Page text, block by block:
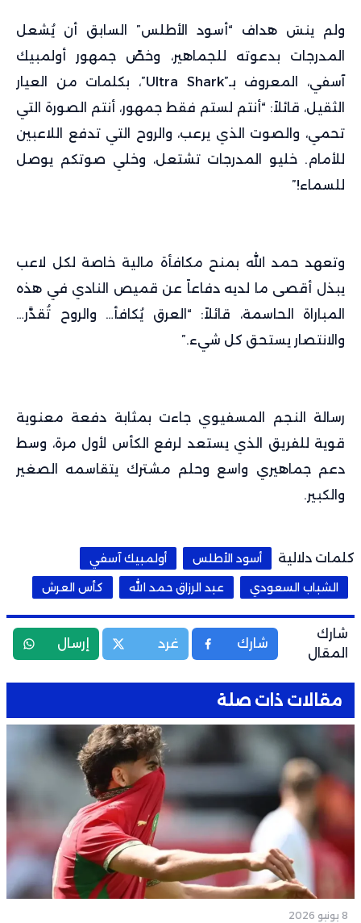
ولم ينسَ هداف “أسود الأطلس” السابق أن يُشعل
المدرجات بدعوته للجماهير، وخصّ جمهور أولمبيك
آسفي، المعروف بـ”Ultra Shark”، بكلمات من العيار
الثقيل، قائلاً: “أنتم لستم فقط جمهور، أنتم الصورة التي
تحمي، والصوت الذي يرعب، والروح التي تدفع اللاعبين
للأمام. خليو المدرجات تشتعل، وخلي صوتكم يوصل
للسماء!”
وتعهد حمد الله بمنح مكافأة مالية خاصة لكل لاعب
يبذل أقصى ما لديه دفاعاً عن قميص النادي في هذه
المباراة الحاسمة، قائلاً: “العرق يُكافأ… والروح تُقدَّر…
والانتصار يستحق كل شيء.”
رسالة النجم المسفيوي جاءت بمثابة دفعة معنوية
قوية للفريق الذي يستعد لرفع الكأس لأول مرة، وسط
دعم جماهيري واسع وحلم مشترك يتقاسمه الصغير
والكبير.
كلمات دلالية أسود الأطلس
أولمبيك آسفي
الشباب السعودي
عبد الرزاق حمد الله كأس العرش
شارك
المقال
شارك غرد إرسال
مقالات ذات صلة
8 يونيو 2026